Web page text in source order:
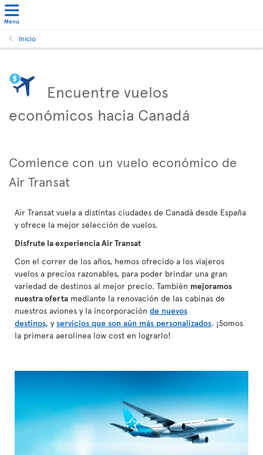
Menú
Inicio
Encuentre vuelos
económicos hacia Canadá
Comience con un vuelo económico de
Air Transat
Air Transat vuela a distintas ciudades de Canadá desde España
y ofrece la mejor selección de vuelos.
Disfrute la experiencia Air Transat
Con el correr de los años, hemos ofrecido a los viajeros
vuelos a precios razonables, para poder brindar una gran
variedad de destinos al mejor precio. También mejoramos
nuestra oferta mediante la renovación de las cabinas de
nuestros aviones y la incorporación de nuevos
destinos, y servicios que son aún más personalizados. ¡Somos
la primera aerolínea low cost en lograrlo!